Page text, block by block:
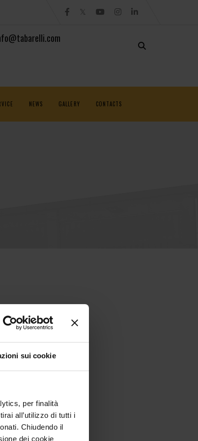
sui cookie
per finalità
all’utilizzo di tutti i
Chiudendo il
dei cookie
NEWS GALLERY CONTACTS